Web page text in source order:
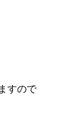
すので